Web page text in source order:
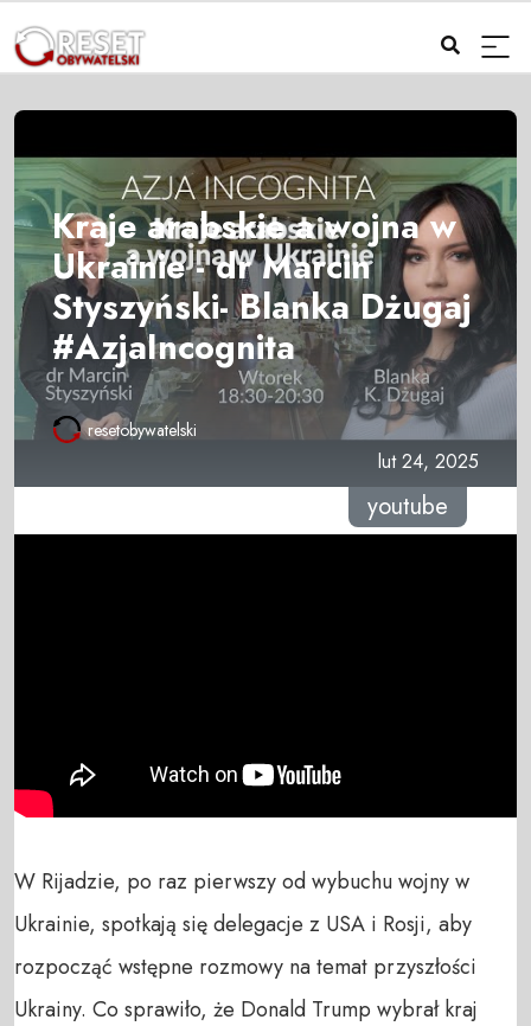
Kraje arabskie a wojna w
Ukrainie - dr Marcin
Styszyński- Blanka Dżugaj
#AzjaIncognita
resetobywatelski
lut 24, 2025
youtube
W Rijadzie, po raz pierwszy od wybuchu wojny w
Ukrainie, spotkają się delegacje z USA i Rosji, aby
rozpocząć wstępne rozmowy na temat przyszłości
Ukrainy. Co sprawiło, że Donald Trump wybrał kraj